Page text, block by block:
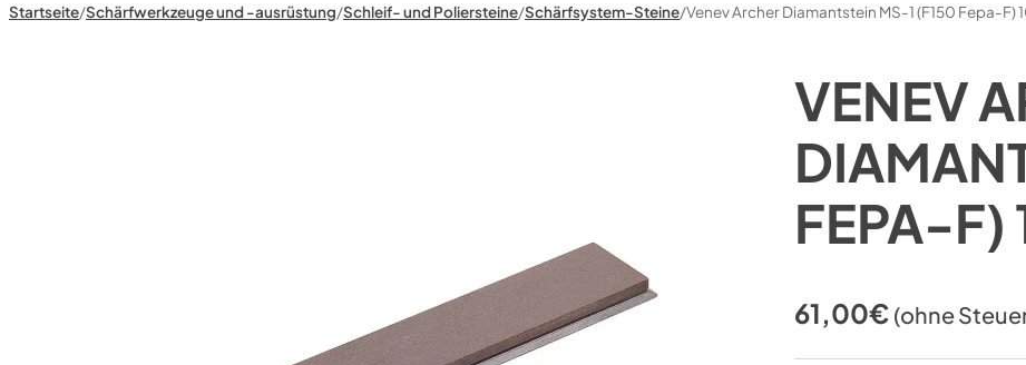
Startseite/Schärfwerkzeuge und -ausrüstung/Schleif- und Poliersteine/Schärfsystem-Steine/Venev Archer Diamantstein MS-1 (F150 Fepa-F)
VENEV
FEPA-F)
61,00€ (ohne